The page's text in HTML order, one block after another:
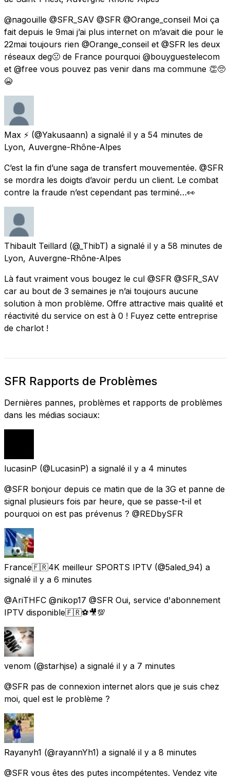
@nagouille @SFR_SAV @SFR @Orange_conseil Moi ça
fait depuis le 9mai j’ai plus internet on m’avait die pour le
22mai toujours rien @Orange_conseil et @SFR les deux
réseaux deg🤢 de France pourquoi @bouyguestelecom
et @free vous pouvez pas venir dans ma commune 👏🥺
😭
Max ⚡️ (@Yakusaann) a signalé il y a 54 minutes de
Lyon, Auvergne-Rhône-Alpes
C’est la fin d’une saga de transfert mouvementée. @SFR
se mordra les doigts d’avoir perdu un client. Le combat
contre la fraude n’est cependant pas terminé…👀
Thibault Teillard (@_ThibT) a signalé il y a 58 minutes de
Lyon, Auvergne-Rhône-Alpes
Là faut vraiment vous bougez le cul @SFR @SFR_SAV
car au bout de 3 semaines je n’ai toujours aucune
solution à mon problème. Offre attractive mais qualité et
réactivité du service on est à 0 ! Fuyez cette entreprise
de charlot !
SFR Rapports de Problèmes
Dernières pannes, problèmes et rapports de problèmes
dans les médias sociaux:
lucasinP (@LucasinP) a signalé il y a 4 minutes
@SFR bonjour depuis ce matin que de la 3G et panne de
signal plusieurs fois par heure, que se passe-t-il et
pourquoi on est pas prévenus ? @REDbySFR
France🇫🇷4K meilleur SPORTS IPTV (@5aled_94) a
signalé il y a 6 minutes
@AriTHFC @nikop17 @SFR Oui, service d'abonnement
IPTV disponible🇫🇷⚽🎥💯
venom (@starhjse) a signalé il y a 7 minutes
@SFR pas de connexion internet alors que je suis chez
moi, quel est le problème ?
Rayanyh1 (@rayannYh1) a signalé il y a 8 minutes
@SFR vous êtes des putes incompétentes. Vendez vite